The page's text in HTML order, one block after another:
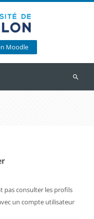
Moodle
pas consulter les profils
un compte utilisateur